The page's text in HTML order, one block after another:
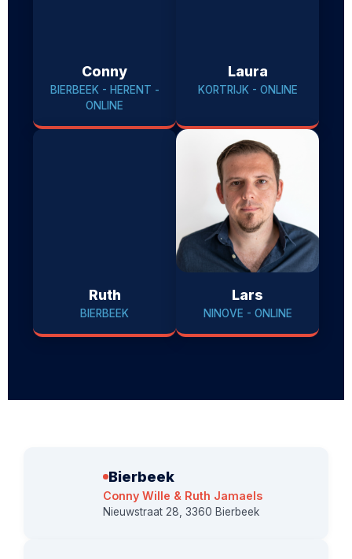
Conny
BIERBEEK - HERENT -
ONLINE
Laura
KORTRIJK - ONLINE
Ruth
BIERBEEK
Lars
NINOVE - ONLINE
Bierbeek
Conny Wille & Ruth Jamaels
Nieuwstraat 28, 3360 Bierbeek